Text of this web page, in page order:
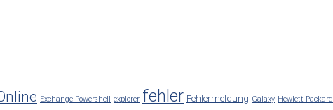
Exchange Powershell explorer fehler Fehlermeldung Galaxy Hewlett-Packard